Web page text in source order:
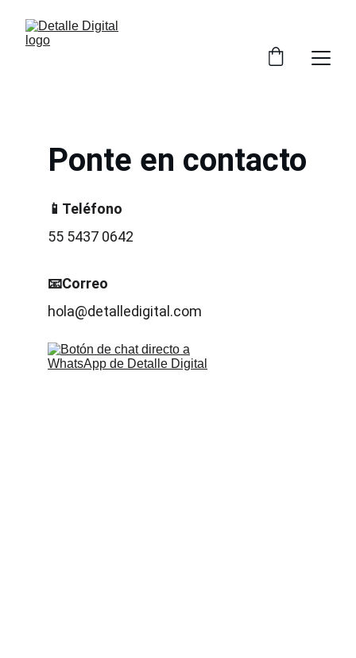
Ponte en contacto
📱Teléfono
55 5437 0642
📧Correo
hola@detalledigital.com